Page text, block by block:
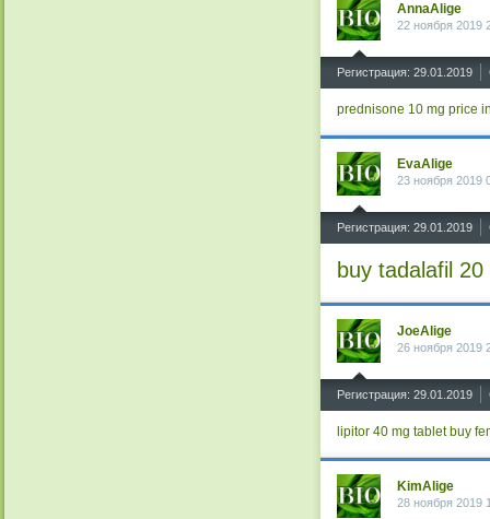
AnnaAlige
22 ноября 2019
Регистрация: 29.01.2019
prednisone 10 mg price
EvaAlige
23 ноября 2019
Регистрация: 29.01.2019
buy tadalafil 20
JoeAlige
26 ноября 2019
Регистрация: 29.01.2019
lipitor 40 mg tablet buy
KimAlige
28 ноября 2019